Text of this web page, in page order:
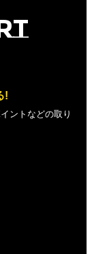
!
ントなどの取り